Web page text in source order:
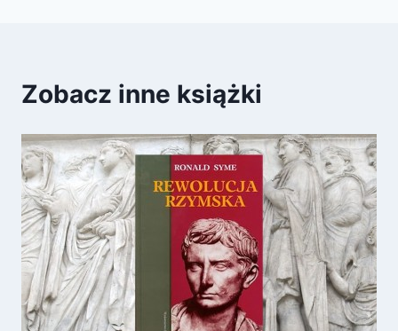
Zobacz inne książki